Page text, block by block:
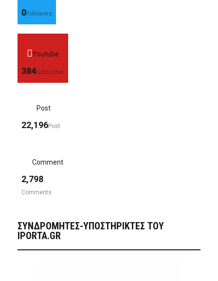
0Followers
Youtube
384Subscriber
Post
22,196Post
Comment
2,798
Comments
ΣΥΝΔΡΟΜΗΤΈΣ-ΥΠΟΣΤΗΡΙΚΤΈΣ ΤΟΥ
IPORTA.GR